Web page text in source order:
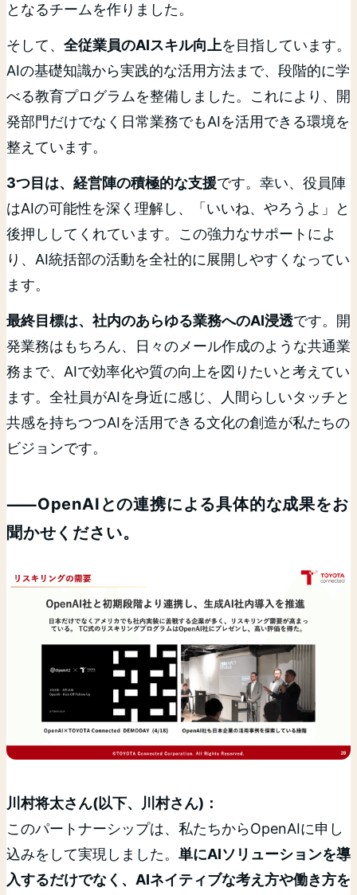
となるチームを作りました。
そして、 全従業員のAIスキル向上を目指しています。
AIの基礎知識から実践的な活用方法まで、段階的に学
べる教育プログラムを整備しました。これにより、開
発部門だけでなく日常業務でもAIを活用できる環境を
整えています。
3つ目は、経営陣の積極的な支援です。幸い、役員陣
はAIの可能性を深く理解し、「いいね、やろうよ」と
後押ししてくれています。この強力なサポートによ
り、AI統括部の活動を全社的に展開しやすくなってい
ます。
最終目標は、社内のあらゆる業務へのAI浸透です。開
発業務はもちろん、日々のメール作成のような共通業
務まで、AIで効率化や質の向上を図りたいと考えてい
ます。全社員がAIを身近に感じ、人間らしいタッチと
共感を持ちつつAIを活用できる文化の創造が私たちの
ビジョンです。
⸺OpenAIとの連携による具体的な成果をお
聞かせください。
川村将太さん(以下、川村さん)：
このパートナーシップは、私たちからOpenAIに申し
込みをして実現しました。 単にAIソリューションを導
入するだけでなく、AIネイティブな考え方や働き方を